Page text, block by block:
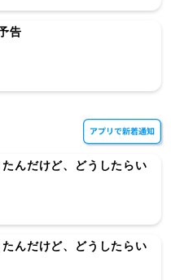
告
んだけど、どうしたらい
んだけど、どうしたらい